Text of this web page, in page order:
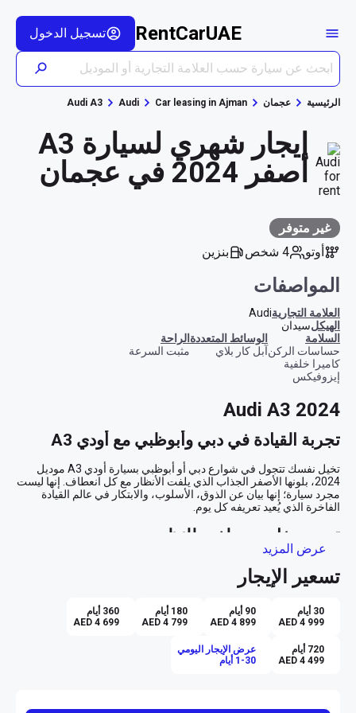
RentCarUAE تسجيل الدخول
الرئيسية عجمان Car leasing in Ajman
Audi
Audi A3
إيجار شهري لسيارة A3
أصفر 2024 في عجمان
غير متوفر
أوتو
4 شخص بنزين
المواصفات
العلامة التجاريةAudi
الهيكلسيدان
السلامة
حساسات الركن
كاميرا خلفية
إيزوفيكس
الوسائط المتعددة
آبل كار بلاي
الراحة
مثبت السرعة
Audi A3 2024
تجربة القيادة في دبي وأبوظبي مع أودي A3
تصميم خارجي ملفت للنظر
راحة داخلية لا مثيل لها
عرض المزيد
تسعير الإيجار
30 أيام
AED 4 999
90 أيام
AED 4 899
180 أيام
AED 4 799
360 أيام
AED 4 699
720 أيام
AED 4 499
عرض الإيجار اليومي
1-30 أيام